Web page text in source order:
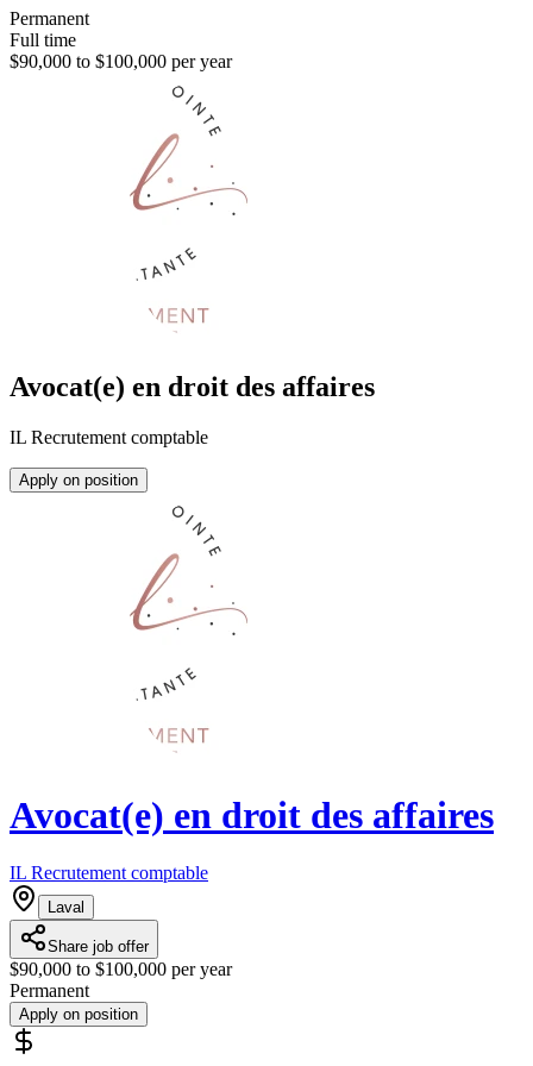
Permanent
Full time
$90,000 to $100,000 per year
Avocat(e) en droit des affaires
IL Recrutement comptable
Apply on position
Avocat(e) en droit des affaires
IL Recrutement comptable
Laval
Share job offer
$90,000 to $100,000 per year
Permanent
Apply on position